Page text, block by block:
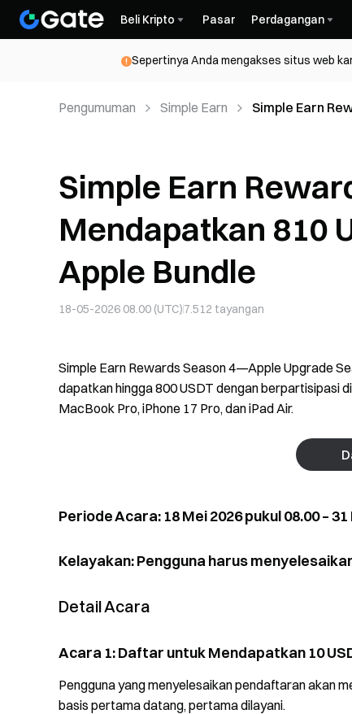
Beli Kripto Pasar Perdagangan
Sepertinya Anda mengakses situs web
Pengumuman Simple Earn
Simple Earn
Simple Earn
Mendapatkan 810
Apple Bundle
18-05-2026 08.00 (UTC)7.512 tayangan
Simple Earn Rewards Season 4—Apple Upgrade
dapatkan hingga 800 USDT dengan berpartisipasi
MacBook Pro, iPhone 17 Pro, dan iPad Air.
Periode Acara: 18 Mei 2026 pukul 08.00 –
Kelayakan: Pengguna harus
Detail Acara
Acara 1: Daftar untuk Mendapatkan 10
Pengguna yang menyelesaikan pendaftaran akan
basis pertama datang, pertama dilayani.